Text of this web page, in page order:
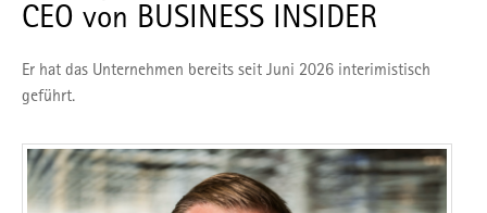
CEO von BUSINESS INSIDER
Er hat das Unternehmen bereits seit Juni 2026 interimistisch
geführt.